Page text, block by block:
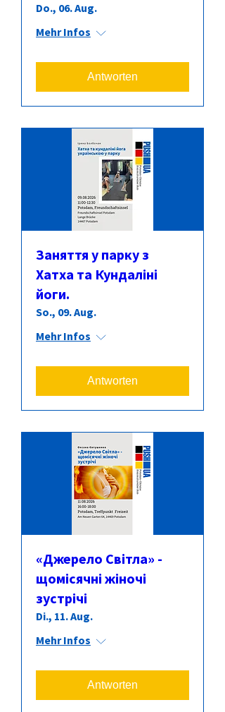
Do., 06. Aug.
Mehr Infos
Antworten
Заняття у парку з
Хатха та Кундаліні
йоги.
So., 09. Aug.
Mehr Infos
Antworten
«Джерело Світла» -
щомісячні жіночі
зустрічі
Di., 11. Aug.
Mehr Infos
Antworten